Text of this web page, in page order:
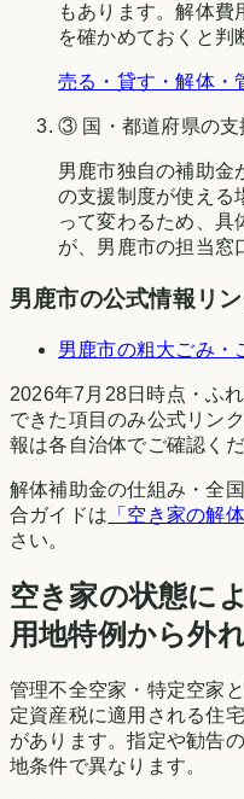
もあります。解体費
を確かめておくと判
売る・貸す・解体・
③ 国・都道府県の支
男鹿市独自の補助金
の支援制度が使える
って変わるため、具
が、 男鹿市の担当窓
男鹿市の公式情報リン
男鹿市の粗大ごみ・
2026年7月28日時点 ・ふ
できた項目のみ公式リン
報は各自治体でご確認くだ
解体補助金の仕組み・全
合ガイドは 「空き家の解
さい。
空き家の状態に
用地特例から外
管理不全空家・特定空家
定資産税に適用される住
があります。指定や勧告
地条件で異なります。